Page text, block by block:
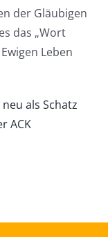
der Gläubigen
das „Wort
Leben
als Schatz
ACK